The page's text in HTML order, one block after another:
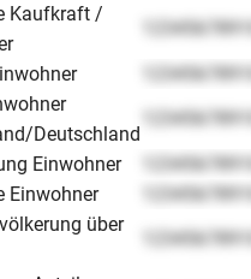
Kaufkraft /
12345678910
12345678910
Deutschland
12345678910
Einwohner
12345678910
Einwohner
12345678910
über
12345678910